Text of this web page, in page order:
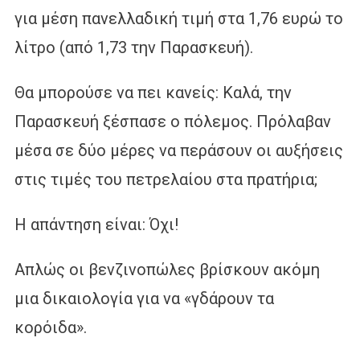
για μέση πανελλαδική τιμή στα 1,76 ευρώ το
λίτρο (από 1,73 την Παρασκευή).
Θα μπορούσε να πει κανείς: Καλά, την
Παρασκευή ξέσπασε ο πόλεμος. Πρόλαβαν
μέσα σε δύο μέρες να περάσουν οι αυξήσεις
στις τιμές του πετρελαίου στα πρατήρια;
Η απάντηση είναι: Όχι!
Απλώς οι βενζινοπώλες βρίσκουν ακόμη
μια δικαιολογία για να «γδάρουν τα
κορόιδα».